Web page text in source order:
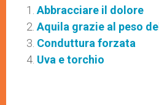
Abbracciare il dolore
Aquila grazie al peso
Conduttura forzata
Uva e torchio